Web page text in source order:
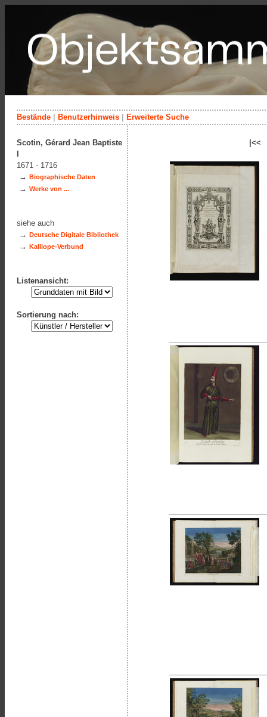
Bestände Benutzerhinweis Erweiterte Suche
Scotin, Gérard Jean Baptiste
1671 - 1716
→ Biographische Daten
→ Werke von ...
siehe auch
→ Deutsche Digitale Bibliothek
→ Kalliope-Verbund
Listenansicht:
Sortierung nach: